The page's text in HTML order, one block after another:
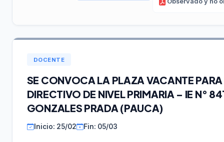
DOCENTE
SE CONVOCA LA PLAZA VACANTE
DIRECTIVO DE NIVEL PRIMARIA – IE N°
GONZALES PRADA (PAUCA)
Inicio: 25/02 Fin: 05/03